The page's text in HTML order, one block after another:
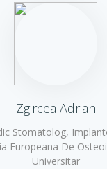
Zgircea Adrian
Stomatolog,
Europeana De
Universitar